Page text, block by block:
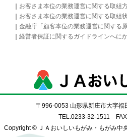
お客さま本位の業務運営に関する取組
お客さま本位の業務運営に関する取組
金融庁「顧客本位の業務運営に関する
経営者保証に関するガイドラインへに
〒996-0053 山形県新庄市大字
TEL.0233-32-1511
Copyright © ＪＡおいしいもがみ・もがみ中